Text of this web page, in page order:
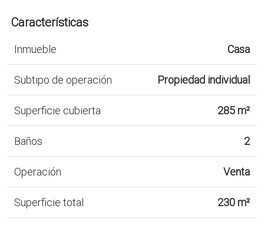
Características
Inmueble Casa
Subtipo de operación Propiedad individual
Superficie cubierta 285 m²
Baños 2
Operación Venta
Superficie total 230 m²